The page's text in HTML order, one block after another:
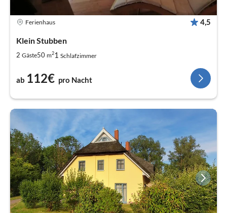
Ferienhaus 4,5
Klein Stubben
2 Gäste50 m21 Schlafzimmer
ab 112€ pro Nacht